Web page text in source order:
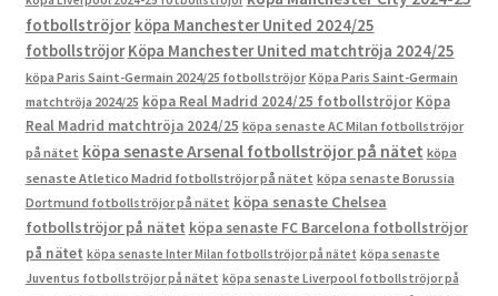
fotbollströjor köpa Manchester United 2024/25
fotbollströjor Köpa Manchester United matchtröja 2024/25
köpa Paris Saint-Germain 2024/25 fotbollströjor Köpa Paris Saint-Germain
matchtröja 2024/25 köpa Real Madrid 2024/25 fotbollströjor Köpa
Real Madrid matchtröja 2024/25 köpa senaste AC Milan fotbollströjor
på nätet köpa senaste Arsenal fotbollströjor på nätet köpa
senaste Atletico Madrid fotbollströjor på nätet köpa senaste Borussia
Dortmund fotbollströjor på nätet köpa senaste Chelsea
fotbollströjor på nätet köpa senaste FC Barcelona fotbollströjor
på nätet köpa senaste Inter Milan fotbollströjor på nätet köpa senaste
Juventus fotbollströjor på nätet köpa senaste Liverpool fotbollströjor på